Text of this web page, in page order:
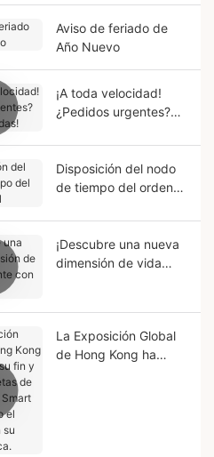
Aviso de feriado de
Año Nuevo
¡A toda velocidad!
¿Pedidos urgentes?
Disposición del nodo
de tiempo del orden
¡Descubre una nueva
dimensión de vida
La Exposición Global
de Hong Kong ha